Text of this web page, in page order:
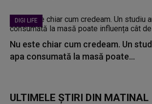
DIGI LIFE
Nu este chiar cum credeam. Un
apa consumată la masă poate...
ULTIMELE ȘTIRI DIN MATINAL